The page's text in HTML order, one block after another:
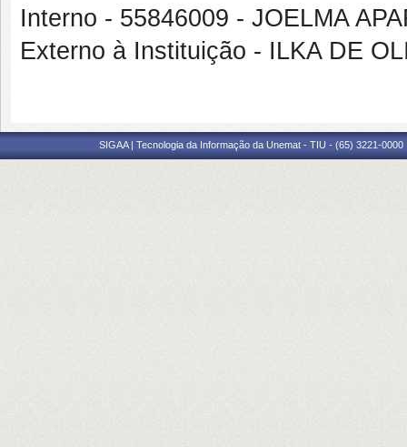
Interno - 55846009 - JOELMA
Externo à Instituição - ILKA DE
SIGAA | Tecnologia da Informação da Unemat - TIU - (65) 3221-